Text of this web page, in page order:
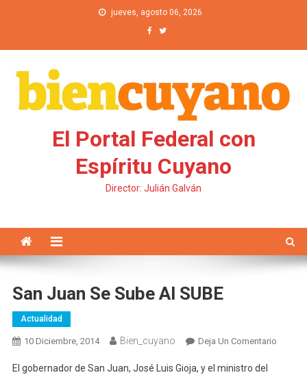
jueves, agosto 06, 2026
El Portal Federal con
Espíritu Cuyano
Director: Julián Galván
San Juan Se Sube Al SUBE
Actualidad
10 Diciembre, 2014 Bien_cuyano Deja Un Comentario
El gobernador de San Juan, José Luis Gioja, y el ministro del